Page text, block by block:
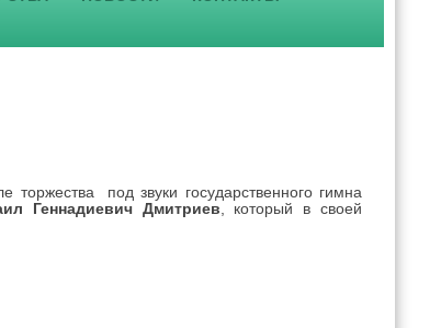
под звуки государственного гимна
Геннадиевич Дмитриев , который в своей